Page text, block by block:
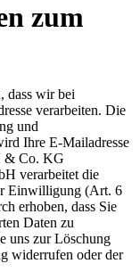
zum
dass wir bei
verarbeiten. Die
und
Ihre E-Mailadresse
& Co. KG
verarbeitet die
Einwilligung (Art. 6
erhoben, dass Sie
Daten zu
uns zur Löschung
widerrufen oder der